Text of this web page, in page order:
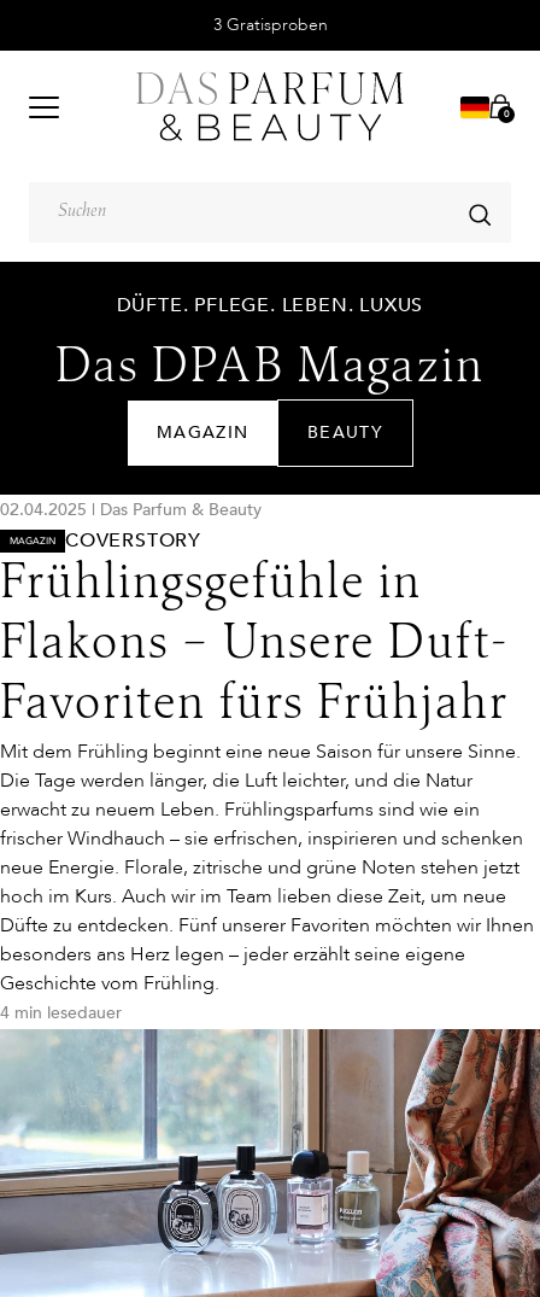
Mit 5 von 5 Sternen bewerteter Service.
0
DÜFTE. PFLEGE. LEBEN. LUXUS
Das DPAB Magazin
MAGAZIN BEAUTY
02.04.2025 | Das Parfum & Beauty
MAGAZIN COVERSTORY
Frühlingsgefühle in
Flakons – Unsere Duft-
Favoriten fürs Frühjahr
Mit dem Frühling beginnt eine neue Saison für unsere Sinne.
Die Tage werden länger, die Luft leichter, und die Natur
erwacht zu neuem Leben. Frühlingsparfums sind wie ein
frischer Windhauch – sie erfrischen, inspirieren und schenken
neue Energie. Florale, zitrische und grüne Noten stehen jetzt
hoch im Kurs. Auch wir im Team lieben diese Zeit, um neue
Düfte zu entdecken. Fünf unserer Favoriten möchten wir Ihnen
besonders ans Herz legen – jeder erzählt seine eigene
Geschichte vom Frühling.
4 min lesedauer